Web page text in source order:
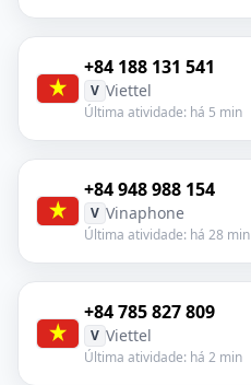
+84 188 131 541
V Viettel
Última atividade: há 5 min
+84 948 988 154
V Vinaphone
Última atividade: há 28 min
+84 785 827 809
V Viettel
Última atividade: há 2 min